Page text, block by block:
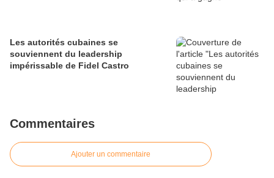
Les autorités cubaines se
souviennent du leadership
impérissable de Fidel Castro
Commentaires
Ajouter un commentaire